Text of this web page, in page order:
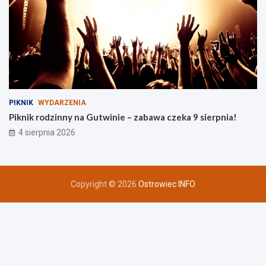
PIKNIK WYDARZENIA
Piknik rodzinny na Gutwinie – zabawa czeka 9 sierpnia!
4 sierpnia 2026
Copyright © 2026 Ostrowiec INFO